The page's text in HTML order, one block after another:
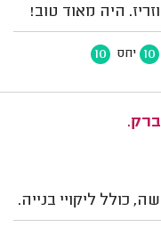
היה מאוד טוב!
10 יחס 10
ברק.
כולל ליקויי בנייה.